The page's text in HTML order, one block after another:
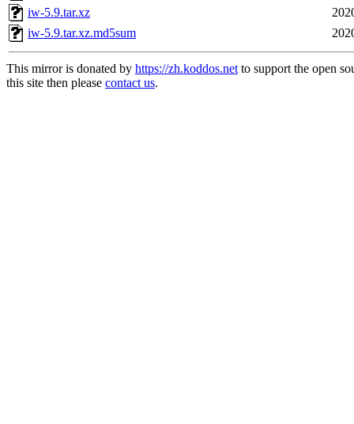
iw-5.9.tar.xz
iw-5.9.tar.xz.md5sum
This mirror is donated by https://zh.koddos.netto support the open
this site then please contact us.